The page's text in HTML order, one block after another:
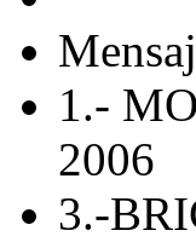
1.-
2006
3.-